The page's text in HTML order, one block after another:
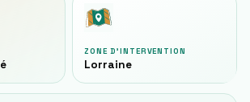
ZONE D'INTERVENTION
Lorraine